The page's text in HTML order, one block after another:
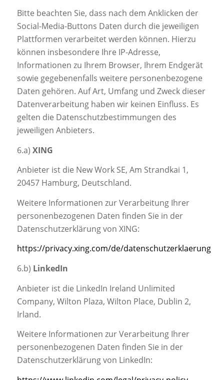
Bitte beachten Sie, dass nach dem Anklicken der
Social-Media-Buttons Daten durch die jeweiligen
Plattformen verarbeitet werden können. Hierzu
können insbesondere Ihre IP-Adresse,
Informationen zu Ihrem Browser, Ihrem Endgerät
sowie gegebenenfalls weitere personenbezogene
Daten gehören. Auf Art, Umfang und Zweck dieser
Datenverarbeitung haben wir keinen Einfluss. Es
gelten die Datenschutzbestimmungen des
jeweiligen Anbieters.
6.a) XING
Anbieter ist die New Work SE, Am Strandkai 1,
20457 Hamburg, Deutschland.
Weitere Informationen zur Verarbeitung Ihrer
personenbezogenen Daten finden Sie in der
Datenschutzerklärung von XING:
https://privacy.xing.com/de/datenschutzerklaerung
6.b) LinkedIn
Anbieter ist die LinkedIn Ireland Unlimited
Company, Wilton Plaza, Wilton Place, Dublin 2,
Irland.
Weitere Informationen zur Verarbeitung Ihrer
personenbezogenen Daten finden Sie in der
Datenschutzerklärung von LinkedIn: